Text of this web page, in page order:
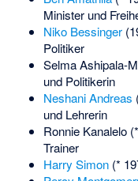
Minister und
Niko Bessinger
Politiker
Selma Ashipala-
und Politikerin
Neshani Andreas
und Lehrerin
Ronnie Kanalelo(*
Trainer
Harry Simon(*